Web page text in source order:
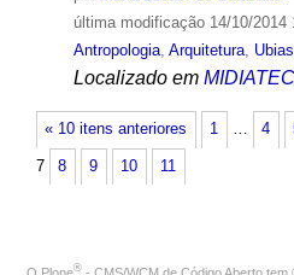
última modificação14/10/2014
Antropologia, Arquitetura, Ubias
Localizado em
« 10 itens anteriores 1 … 4
7 8 9 10 11
®